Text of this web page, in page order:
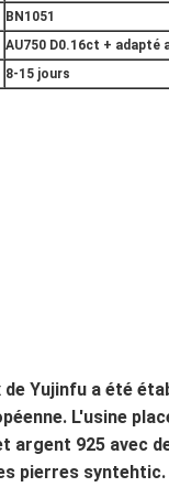
BN1051
AU750 D0.16ct + adapté
8-15 jours
de Yujinfu a été
L'usine
argent 925 avec
pierres